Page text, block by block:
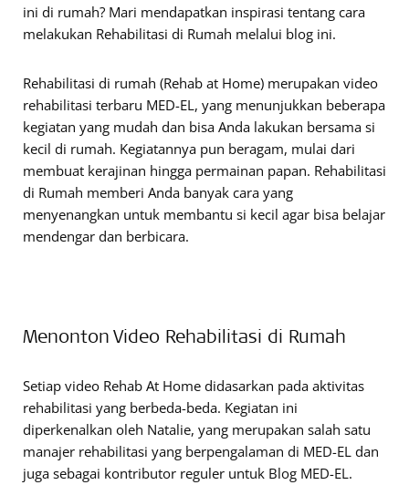
ini di rumah? Mari mendapatkan inspirasi tentang cara
melakukan Rehabilitasi di Rumah melalui blog ini.
Rehabilitasi di rumah (Rehab at Home) merupakan video
rehabilitasi terbaru MED-EL, yang menunjukkan beberapa
kegiatan yang mudah dan bisa Anda lakukan bersama si
kecil di rumah. Kegiatannya pun beragam, mulai dari
membuat kerajinan hingga permainan papan. Rehabilitasi
di Rumah memberi Anda banyak cara yang
menyenangkan untuk membantu si kecil agar bisa belajar
mendengar dan berbicara.
Menonton Video Rehabilitasi di Rumah
Setiap video Rehab At Home didasarkan pada aktivitas
rehabilitasi yang berbeda-beda. Kegiatan ini
diperkenalkan oleh Natalie, yang merupakan salah satu
manajer rehabilitasi yang berpengalaman di MED-EL dan
juga sebagai kontributor reguler untuk Blog MED-EL.